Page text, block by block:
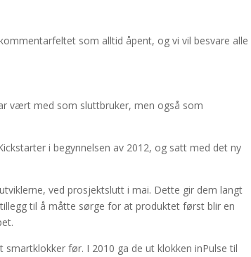
som alltid åpent, og vi vil besvare alle
vært med som sluttbruker, men også som
i begynnelsen av 2012, og satt med det ny
ved prosjektslutt i mai. Dette gir dem langt
til å måtte sørge for at produktet først blir en
før. I 2010 ga de ut klokken inPulse til